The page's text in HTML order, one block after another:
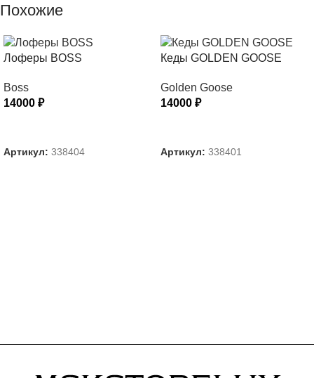
Похожие
Лоферы BOSS
Boss
14000 ₽
Артикул: 338404
Кеды GOLDEN GOOSE
Golden Goose
14000 ₽
Артикул: 338401